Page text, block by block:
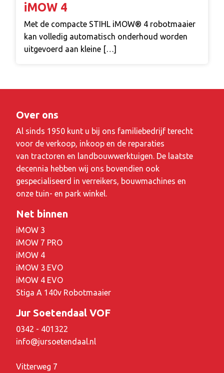
iMOW 4
Met de compacte STIHL iMOW® 4 robotmaaier
kan volledig automatisch onderhoud worden
uitgevoerd aan kleine […]
Over ons
Al sinds 1950 kunt u bij ons familiebedrijf terecht
voor de verkoop, inkoop en de reparaties
van tractoren en landbouwwerktuigen. De laatste
decennia hebben wij ons bovendien ook
gespecialiseerd in verreikers, bouwmachines en
onze tuin- en park winkel.
Net binnen
iMOW 3
iMOW 7 PRO
iMOW 4
iMOW 3 EVO
iMOW 4 EVO
Stiga A 140v Robotmaaier
Jur Soetendaal VOF
0342 - 401322
info@jursoetendaal.nl
Vitterweg 7